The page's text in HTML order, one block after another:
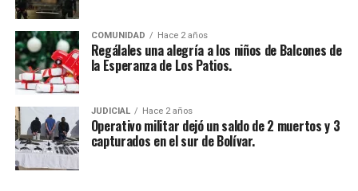
COMUNIDAD Hace 2 años
Regálales una alegría a los niños de Balcones de
la Esperanza de Los Patios.
JUDICIAL Hace 2 años
Operativo militar dejó un saldo de 2 muertos y 3
capturados en el sur de Bolívar.